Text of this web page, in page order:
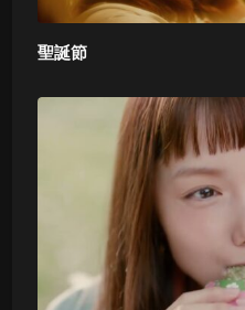
聖誕節